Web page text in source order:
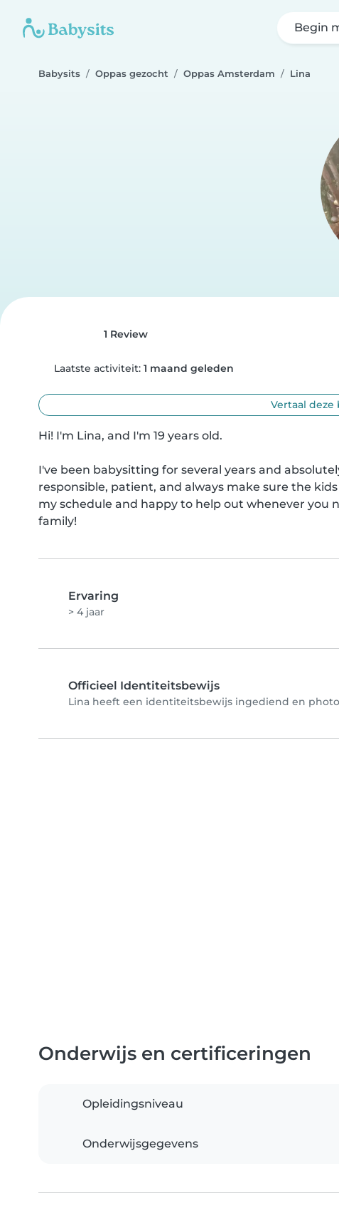
Begin
Babysits Oppas gezocht Oppas Amsterdam Lina
1 Review
Laatste activiteit: 1 maand geleden
Vertaal
Hi! I'm Lina, and I'm 19 years old.
I've been babysitting for several years and
responsible, patient, and always make sure the
my schedule and happy to help out whenever you
family!
Ervaring
> 4 jaar
Officieel Identiteitsbewijs
Lina heeft een identiteitsbewijs ingediend en
Onderwijs en certificeringen
Opleidingsniveau
Onderwijsgegevens